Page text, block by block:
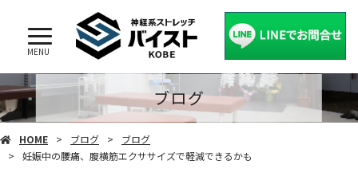
MENU
ブログ
HOME ブログ
ブログ
妊娠中の腰痛、腹横筋エクササイズで軽減できるかも